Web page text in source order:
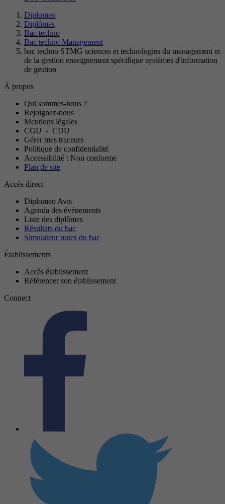
Diplomeo
Diplômes
Bac techno
Bac techno Management
bac techno STMG sciences et technologies du management et
de la gestion enseignement spécifique systèmes d'information
de gestion
À propos
Qui sommes-nous ?
Rejoignez-nous
Mentions légales
CGU - CDU
Gérer mes traceurs
Politique de confidentialité
Accessibilité : Non conforme
Plan de site
Accès direct
Diplomeo Avis
Agenda des événements
Liste des diplômes
Résultats du bac
Simulateur notes du bac
Établissements
Accès établissement
Référencer son établissement
Connect